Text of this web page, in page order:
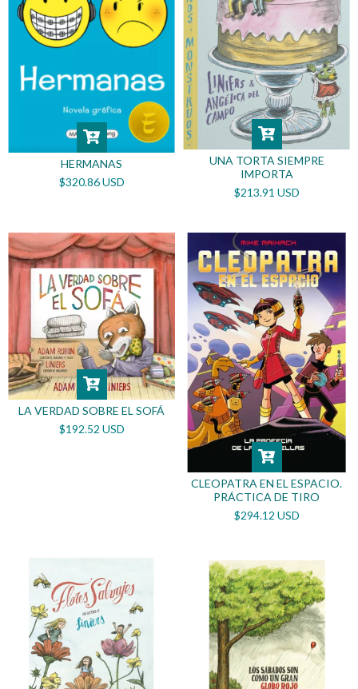
HERMANAS
$320.86 USD
UNA TORTA SIEMPRE
IMPORTA
$213.91 USD
LA VERDAD SOBRE EL SOFÁ
$192.52 USD
CLEOPATRA EN EL ESPACIO.
PRÁCTICA DE TIRO
$294.12 USD